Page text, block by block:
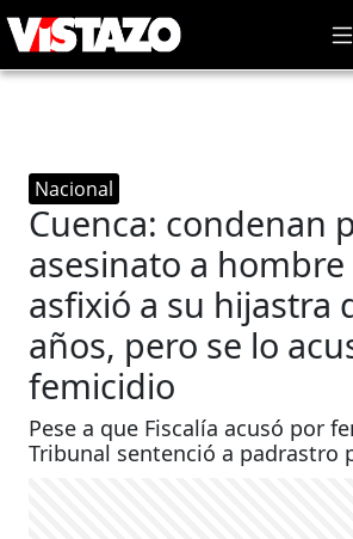
Nacional
Cuenca: condenan
asesinato a
asfixió a su hijastra
años, pero se lo
femicidio
Pese a que Fiscalía acusó por
Tribunal sentenció a padrastro